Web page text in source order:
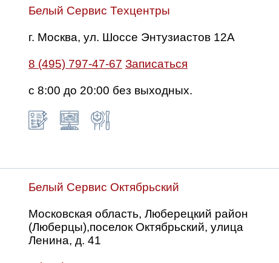
Белый Сервис Техцентры
г. Москва, ул. Шоссе Энтузиастов 12А
8 (495) 797-47-67 Записаться
с 8:00 до 20:00 без выходных.
Белый Сервис Октябрьский
Московская область, Люберецкий район
(Люберцы),поселок Октябрьский, улица
Ленина, д. 41